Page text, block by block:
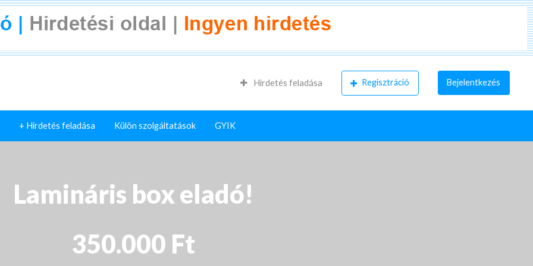
Hirdetés feladása Regisztráció Bejelentkezés
+ Hirdetés feladása Külön szolgáltatások GYIK
Lamináris box eladó!
350.000 Ft